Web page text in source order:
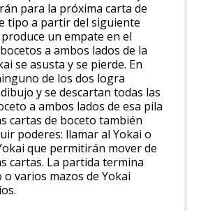
para la próxima carta de
tipo a partir del siguiente
un empate en el
a ambos lados de la
se asusta y se pierde. En
de los dos logra
y se descartan todas las
a ambos lados de esa pila
cartas de boceto también
poderes: llamar al Yokai o
que permitirán mover de
cartas. La partida termina
varios mazos de Yokai